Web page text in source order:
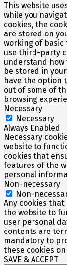
This website
while you
cookies, the
are stored on
working of basic
use third-party
understand how
be stored in
have the option
out of some of
browsing
Necessary
Necessary
Always Enabled
Necessary
website to
cookies that
features of the
personal
Non-necessary
Non-
Any cookies
the website to
user personal
contents are
mandatory to
these cookies
SAVE & ACCEPT